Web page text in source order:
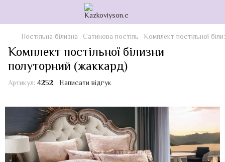
Постільна білизна Сатинова постіль Комплект постільної
Комплект постільної білизни
полуторний (жаккард)
Артикул: 4252 Написати відгук